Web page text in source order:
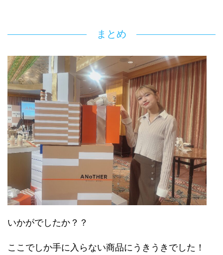
まとめ
いかがでしたか？？
ここでしか手に入らない商品にうきうきでした！